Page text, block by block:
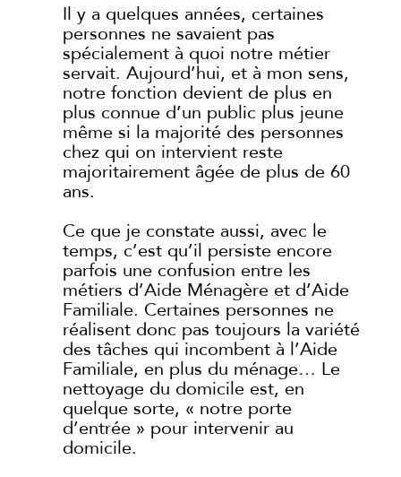
Il y a quelques années, certaines
personnes ne savaient pas
spécialement à quoi notre métier
servait. Aujourd’hui, et à mon sens,
notre fonction devient de plus en
plus connue d’un public plus jeune
même si la majorité des personnes
chez qui on intervient reste
majoritairement âgée de plus de 60
ans.
Ce que je constate aussi, avec le
temps, c’est qu’il persiste encore
parfois une confusion entre les
métiers d’Aide Ménagère et d’Aide
Familiale. Certaines personnes ne
réalisent donc pas toujours la variété
des tâches qui incombent à l’Aide
Familiale, en plus du ménage… Le
nettoyage du domicile est, en
quelque sorte, « notre porte
d’entrée » pour intervenir au
domicile.